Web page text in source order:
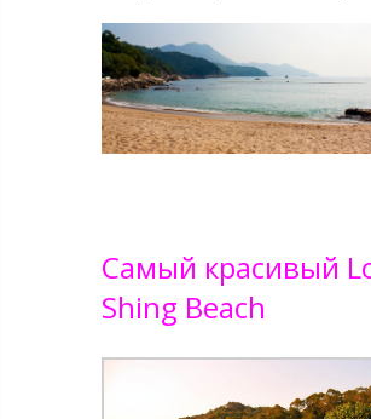
Самый красивый
Shing Beach